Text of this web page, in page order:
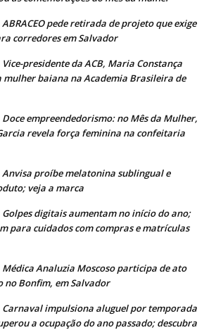
ABRACEO pede retirada de projeto que exige
corredores em Salvador
Vice-presidente da ACB, Maria Constança
mulher baiana na Academia Brasileira de
Doce empreendedorismo: no Mês da Mulher,
revela força feminina na confeitaria
Anvisa proíbe melatonina sublingual e
veja a marca
Golpes digitais aumentam no início do ano;
para cuidados com compras e matrículas
Médica Analuzia Moscoso participa de ato
Bonfim, em Salvador
Carnaval impulsiona aluguel por temporada
a ocupação do ano passado; descubra